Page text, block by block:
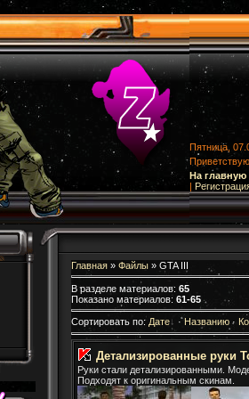
Пятница,
На главную
|
Главная» Файлы» GTA III
В разделе материалов: 65
Показано материалов: 61-65
Сортировать по: Дате · Названию·
Детализированные руки
Руки стали детализированными.
Подходят к оригинальным скинам.